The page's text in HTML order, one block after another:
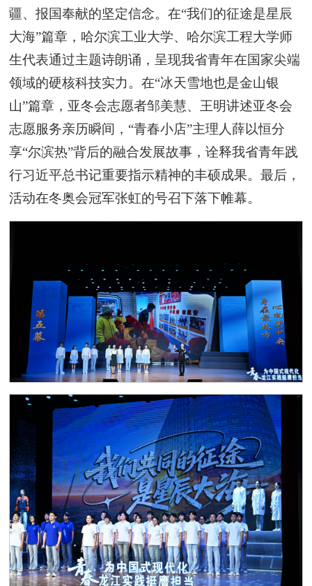
疆、报国奉献的坚定信念。在“我们的征途是星辰
大海”篇章，哈尔滨工业大学、哈尔滨工程大学师
生代表通过主题诗朗诵，呈现我省青年在国家尖端
领域的硬核科技实力。在“冰天雪地也是金山银
山”篇章，亚冬会志愿者邹美慧、王明讲述亚冬会
志愿服务亲历瞬间，“青春小店”主理人薛以恒分
享“尔滨热”背后的融合发展故事，诠释我省青年践
行习近平总书记重要指示精神的丰硕成果。最后，
活动在冬奥会冠军张虹的号召下落下帷幕。